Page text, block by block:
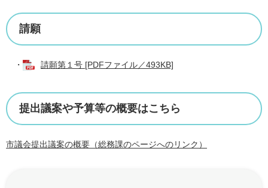
請願
・ 請願第１号 [PDFファイル／493KB]
提出議案や予算等の概要はこちら
市議会提出議案の概要（総務課のページへのリンク）